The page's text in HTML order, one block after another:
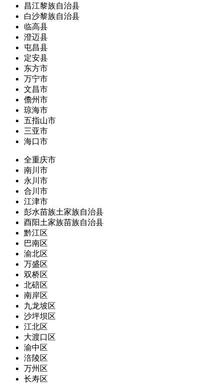
昌江黎族自治县
白沙黎族自治县
临高县
澄迈县
屯昌县
定安县
东方市
万宁市
文昌市
儋州市
琼海市
五指山市
三亚市
海口市
全重庆市
南川市
永川市
合川市
江津市
彭水苗族土家族自治县
酉阳土家族苗族自治县
黔江区
巴南区
渝北区
万盛区
双桥区
北碚区
南岸区
九龙坡区
沙坪坝区
江北区
大渡口区
渝中区
涪陵区
万州区
长寿区